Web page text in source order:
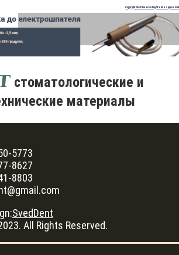
Copyright MAXXmarketing Webdesigner
стоматологические и
материалы
5773
8627
8803
SvedDent
All Rights Reserved.